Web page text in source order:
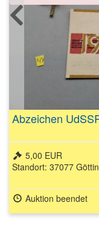
Abzeichen
5,00 EUR
Standort: 37077
Auktion beendet